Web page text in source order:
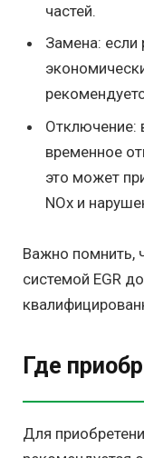
частей.
Замена:
Отключение:
временное
это может
NOx и
Важно помнить,
системой EGR
Где
Для